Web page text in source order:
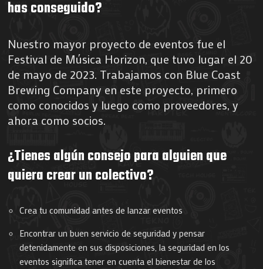
has conseguido?
Nuestro mayor proyecto de eventos fue el
Festival de Música Horizon, que tuvo lugar el 20
de mayo de 2023. Trabajamos con Blue Coast
Brewing Company en este proyecto, primero
como conocidos y luego como proveedores, y
ahora como socios.
¿Tienes algún consejo para alguien que
quiera crear un colectivo?
Crea tu comunidad antes de lanzar eventos
Encontrar un buen servicio de seguridad y pensar
detenidamente en sus disposiciones, la seguridad en los
eventos significa tener en cuenta el bienestar de los